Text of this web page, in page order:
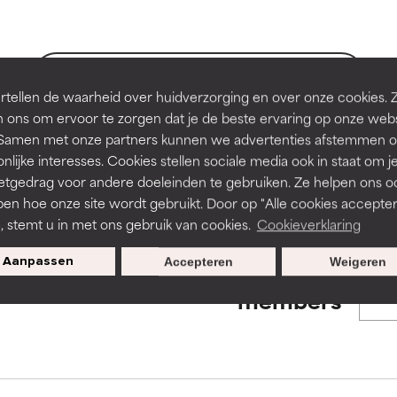
de waarheid over huidverzorging en over onze cookies.
ons om ervoor te zorgen dat je de beste ervaring op onze
met onze partners kunnen we advertenties afstemmen
interesses. Cookies stellen sociale media ook in staat om je
voor andere doeleinden te gebruiken. Ze helpen ons
hoe onze site wordt gebruikt. Door op "Alle cookies
stemt u in met ons gebruik van cookies. Cookieverklaring
Aanpassen Weigeren
Accepteren
to assess ingredients in this dictionary. Regulations
irriterend maar kan esthetische, stabiliteits- of andere
is aanwezig. Het risico wordt vergroot als het gecombineerd
ingrediënten.
droogheid, enz. veroorzaken. Kan in sommige gevallen
irriterend maar kan esthetische, stabiliteits- of andere
is aanwezig. Het risico wordt vergroot als het gecombineerd
ingrediënten.
droogheid, enz. veroorzaken. Kan in sommige gevallen
Exclusieve aanbiedingen voor
members